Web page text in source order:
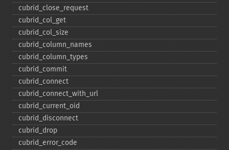
cubrid_​close_​request
cubrid_​col_​get
cubrid_​col_​size
cubrid_​column_​names
cubrid_​column_​types
cubrid_​commit
cubrid_​connect
cubrid_​connect_​with_​url
cubrid_​current_​oid
cubrid_​disconnect
cubrid_​drop
cubrid_​error_​code